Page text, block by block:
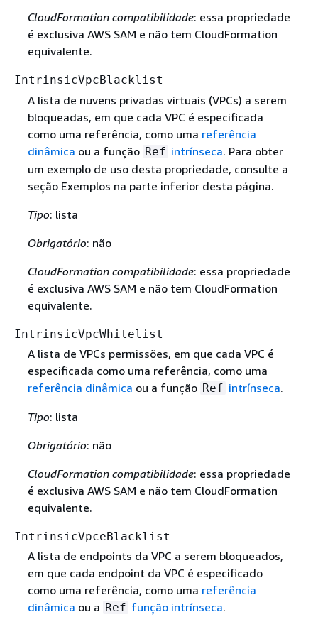
CloudFormation compatibilidade: essa propriedade
é exclusiva AWS SAM e não tem CloudFormation
equivalente.
IntrinsicVpcBlacklist
A lista de nuvens privadas virtuais (VPCs) a serem
bloqueadas, em que cada VPC é especificada
como uma referência, como uma referência
dinâmica ou a função Ref intrínseca. Para obter
um exemplo de uso desta propriedade, consulte a
seção Exemplos na parte inferior desta página.
Tipo: lista
Obrigatório: não
CloudFormation compatibilidade: essa propriedade
é exclusiva AWS SAM e não tem CloudFormation
equivalente.
IntrinsicVpcWhitelist
A lista de VPCs permissões, em que cada VPC é
especificada como uma referência, como uma
referência dinâmica ou a função Ref intrínseca.
Tipo: lista
Obrigatório: não
CloudFormation compatibilidade: essa propriedade
é exclusiva AWS SAM e não tem CloudFormation
equivalente.
IntrinsicVpceBlacklist
A lista de endpoints da VPC a serem bloqueados,
em que cada endpoint da VPC é especificado
como uma referência, como uma referência
dinâmica ou a Ref função intrínseca.